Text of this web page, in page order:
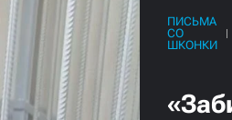
ПИСЬМА
СО
ШКОНКИ